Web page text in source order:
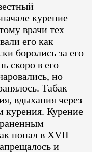
курение
врачи тех
его как
боролись за его
скоро в его
но
Табак
вдыхания через
курения. Курение
попал в XVII
и